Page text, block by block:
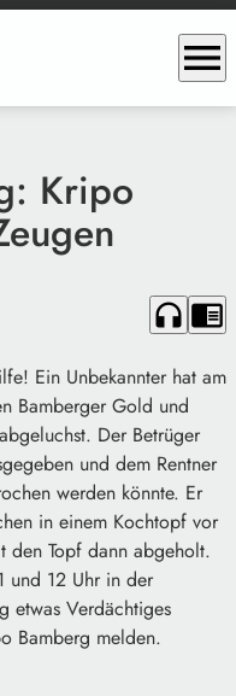
menu
Kripo
headphones chrome_reader_mode
Ein Unbekannter hat am
Bamberger Gold und
Der Betrüger
und dem Rentner
werden könnte. Er
in einem Kochtopf vor
den Topf dann abgeholt.
und 12 Uhr in der
etwas Verdächtiges
Bamberg melden.